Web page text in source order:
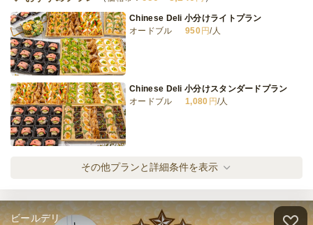
Chinese Deli 小分けライトプラン
オードブル
950 円/人
Chinese Deli 小分けスタンダードプラン
オードブル
1,080 円/人
Chinese Deli 小分けスペシャルプラン
オードブル
1,620円/人
その他プランと詳細条件を表示
ビールデリ